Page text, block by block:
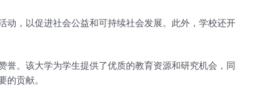
，以促进社会公益和可持续社会发展。此外，学校还开
。该大学为学生提供了优质的教育资源和研究机会，同
贡献。